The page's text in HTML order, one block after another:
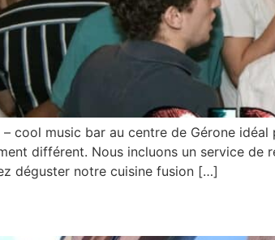
cool music bar au centre de Gérone
différent. Nous incluons un service
déguster notre cuisine fusion […]